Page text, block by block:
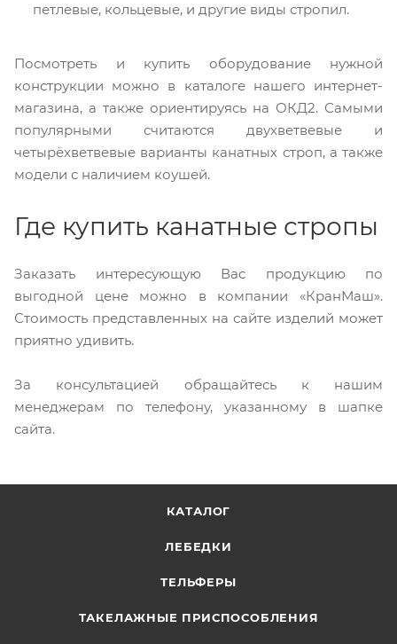
петлевые, кольцевые, и другие виды стропил.
Посмотреть и купить оборудование нужной
конструкции можно в каталоге нашего интернет-
магазина, а также ориентируясь на ОКД2. Самыми
популярными считаются двухветвевые и
четырёхветвевые варианты канатных строп, а также
модели с наличием коушей.
Где купить канатные стропы
Заказать интересующую Вас продукцию по
выгодной цене можно в компании «КранМаш».
Стоимость представленных на сайте изделий может
приятно удивить.
За консультацией обращайтесь к нашим
менеджерам по телефону, указанному в шапке
сайта.
КАТАЛОГ
ЛЕБЕДКИ
ТЕЛЬФЕРЫ
ТАКЕЛАЖНЫЕ ПРИСПОСОБЛЕНИЯ